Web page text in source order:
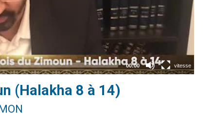
(Halakha 8 à 14)